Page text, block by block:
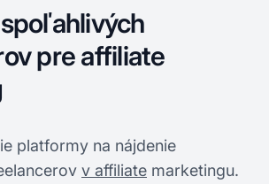
pre affiliate
platformy na nájdenie
v affiliate marketingu.